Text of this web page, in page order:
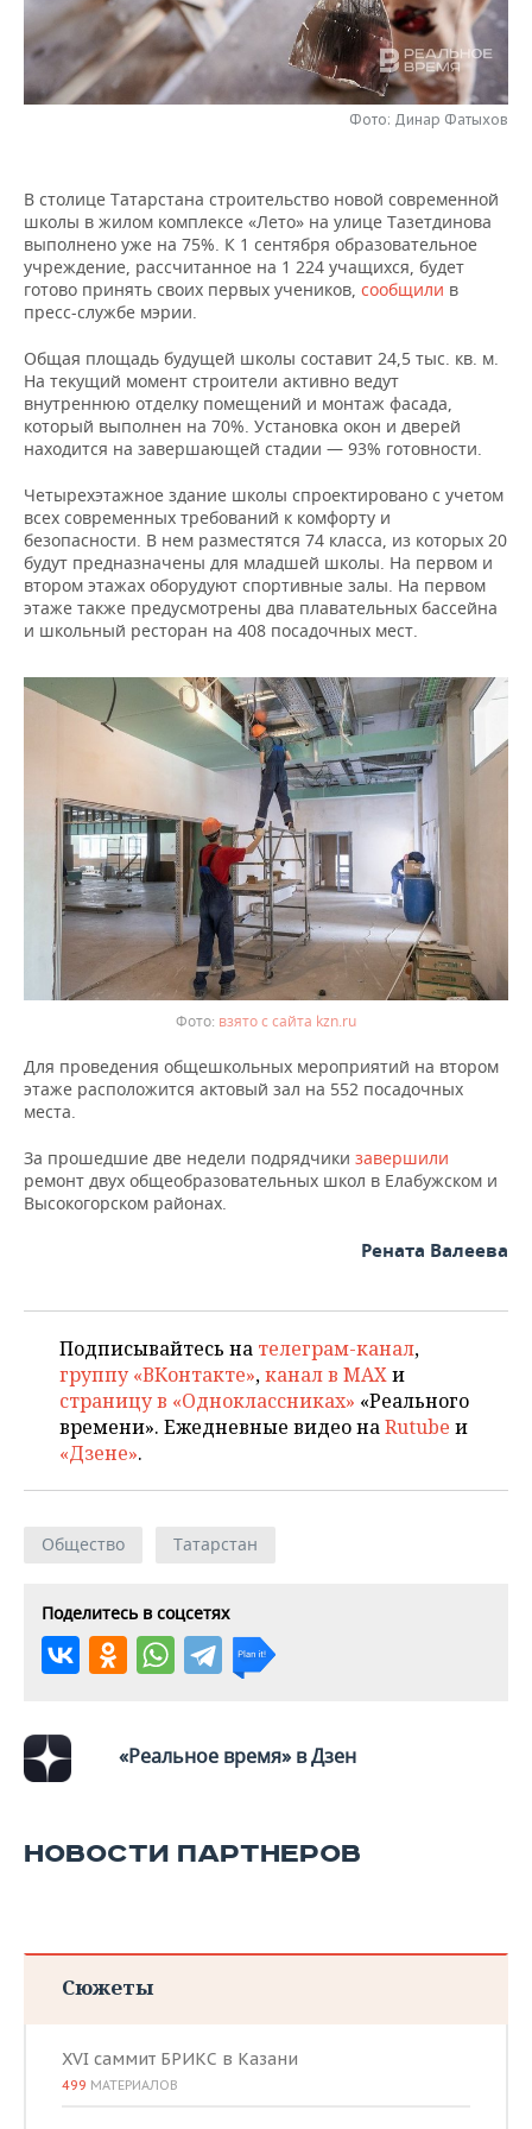
НЕФТЕХИМИЯ
НЕФТЬ
РОЗНИЧНАЯ ТОРГОВЛЯ
ТРАНСПОРТ
НОВОСТИ ТЕХНОЛОГИЙ
IT
ТЕЛЕКОММУНИКАЦИИ
МЕРОПРИЯТИЯ
НОВОСТИ МЕРОПРИЯТИЙ
БИЗНЕС-БРАНЧИ
ONLINE-КОНФЕРЕНЦИИ
ОТКРЫТАЯ ЛЕКЦИЯ
СПОРТ
ФУТБОЛ
ХОККЕЙ
БАСКЕТБОЛ
ВОЛЕЙБОЛ
КИБЕРСПОРТ
ВОДНЫЕ ВИДЫ СПОРТА
ХОККЕЙ С МЯЧОМ
НОВОСТИ ОБЩЕСТВА
ВЛАСТЬ
ИНФРАСТРУКТУРА
ИСТОРИЯ
КУЛЬТУРА
ОБРАЗОВАНИЕ
ПРОИСШЕСТВИЯ
ФОТОГАЛЕРЕЯ
СЮЖЕТЫ
СПРАВОЧНИК
СПИСОК ПЕРСОН
СПИСОК КОМПАНИЙ
ПОЛНАЯ ВЕРСИЯ
Фото: Динар Фатыхов
В столице Татарстана строительство новой современной
школы в жилом комплексе «Лето» на улице Тазетдинова
выполнено уже на 75%. К 1 сентября образовательное
учреждение, рассчитанное на 1 224 учащихся, будет
готово принять своих первых учеников, сообщили в
пресс-службе мэрии.
Общая площадь будущей школы составит 24,5 тыс. кв. м.
На текущий момент строители активно ведут
внутреннюю отделку помещений и монтаж фасада,
который выполнен на 70%. Установка окон и дверей
находится на завершающей стадии — 93% готовности.
Четырехэтажное здание школы спроектировано с учетом
всех современных требований к комфорту и
безопасности. В нем разместятся 74 класса, из которых 20
будут предназначены для младшей школы. На первом и
втором этажах оборудуют спортивные залы. На первом
этаже также предусмотрены два плавательных бассейна
и школьный ресторан на 408 посадочных мест.
взято с сайта kzn.ru
Для проведения общешкольных мероприятий на втором
этаже расположится актовый зал на 552 посадочных
места.
За прошедшие две недели подрядчики завершили
ремонт двух общеобразовательных школ в Елабужском и
Высокогорском районах.
Рената Валеева
Подписывайтесь на телеграм-канал,
группу «ВКонтакте»,канал в MAXи
страницу в «Одноклассниках» «Реального
времени». Ежедневные видео наRutube и
«Дзене».
Общество Татарстан
Поделитесь в соцсетях
«Реальное время» в Дзен
НОВОСТИ ПАРТНЕРОВ
Сюжеты
XVI саммит БРИКС в Казани
499 МАТЕРИАЛОВ